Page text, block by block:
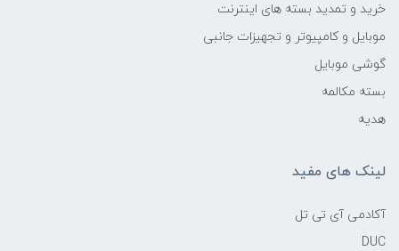
خرید و تمدید بسته های اینترنت
موبایل و کامپیوتر و تجهیزات جانبی
گوشی موبایل
بسته مکالمه
هدیه
لینک های مفید
آکادمی آی تی تل
DUC